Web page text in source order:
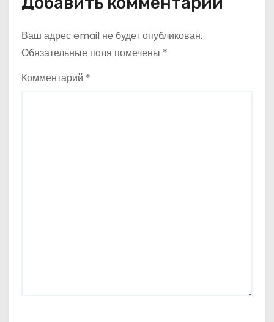
я
м
Ваш адрес email не будет опубликован.
Обязательные поля помечены *
Комментарий *